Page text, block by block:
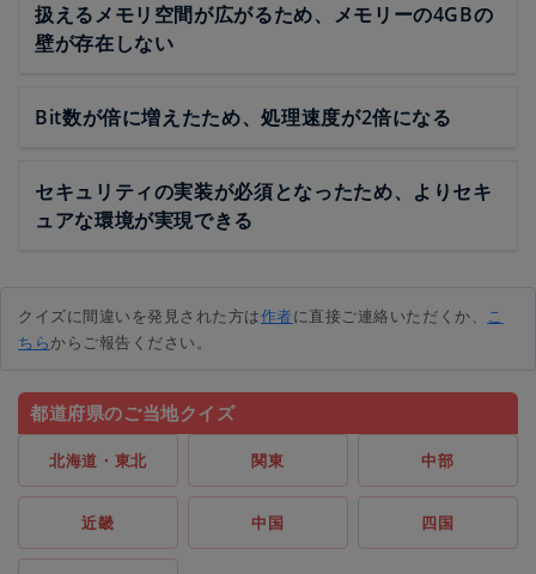
扱えるメモリ空間が広がるため、メモリーの4GBの
壁が存在しない
Bit数が倍に増えたため、処理速度が2倍になる
セキュリティの実装が必須となったため、よりセキ
ュアな環境が実現できる
クイズに間違いを発見された方は作者に直接ご連絡いただくか、 こ
ちらからご報告ください。
都道府県のご当地クイズ
北海道・東北 関東 中部
近畿 中国 四国